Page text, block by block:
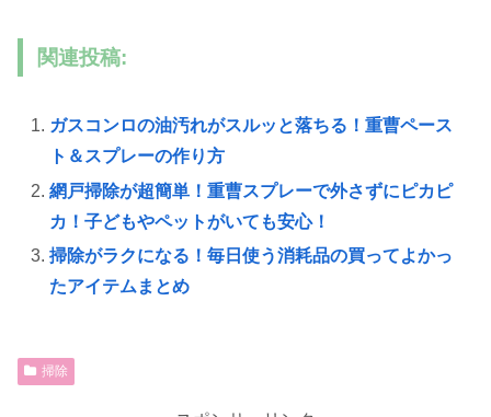
関連投稿:
ガスコンロの油汚れがスルッと落ちる！重曹ペース
ト＆スプレーの作り方
網戸掃除が超簡単！重曹スプレーで外さずにピカピ
カ！子どもやペットがいても安心！
掃除がラクになる！毎日使う消耗品の買ってよかっ
たアイテムまとめ
掃除